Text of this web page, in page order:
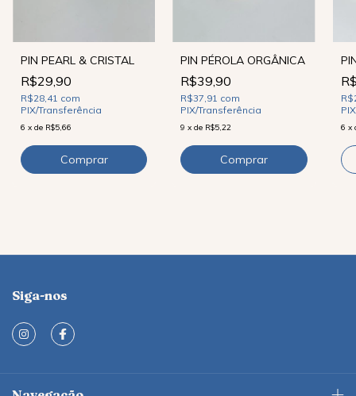
PIN PEARL & CRISTAL
R$29,90
R$28,41 com
PIX/Transferência
6 x de R$5,66
PIN PÉROLA ORGÂNICA
R$39,90
R$37,91 com
PIX/Transferência
9 xde R$5,22 6 x
Siga-nos